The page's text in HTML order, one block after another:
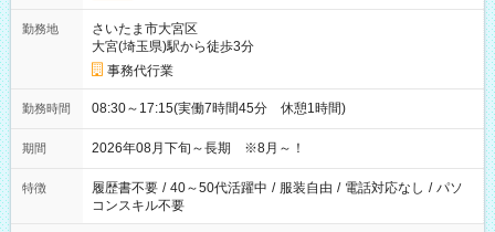
勤務地
さいたま市大宮区
大宮(埼玉県)駅から徒歩3分
事務代行業
勤務時間 08:30～17:15(実働7時間45分 休憩1時間)
期間 2026年08月下旬～長期 ※8月～！
特徴 履歴書不要 / 40～50代活躍中 / 服装自由 / 電話対応なし / パソ
コンスキル不要